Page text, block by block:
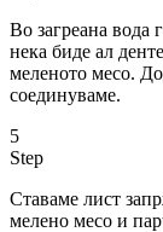
Во загреана вода
нека биде ал
меленото месо.
соединуваме.
5
Step
Ставаме лист
мелено месо и